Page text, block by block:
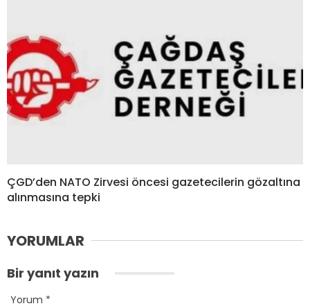
ÇGD’den NATO Zirvesi öncesi gazetecilerin gözaltına
alınmasına tepki
YORUMLAR
Bir yanıt yazın
Yorum *